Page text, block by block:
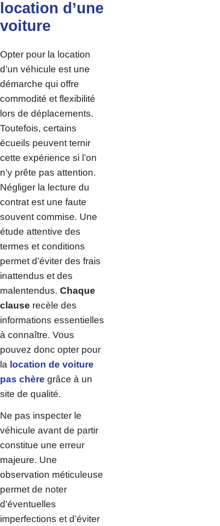
location d’une
voiture
Opter pour la location
d’un véhicule est une
démarche qui offre
commodité et flexibilité
lors de déplacements.
Toutefois, certains
écueils peuvent ternir
cette expérience si l’on
n’y prête pas attention.
Négliger la lecture du
contrat est une faute
souvent commise. Une
étude attentive des
termes et conditions
permet d’éviter des frais
inattendus et des
malentendus. Chaque
clause recèle des
informations essentielles
à connaître. Vous
pouvez donc opter pour
la location de voiture
pas chère grâce à un
site de qualité.
Ne pas inspecter le
véhicule avant de partir
constitue une erreur
majeure. Une
observation méticuleuse
permet de noter
d’éventuelles
imperfections et d’éviter